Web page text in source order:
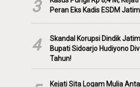
3
Peran Eks Kadis ESDM
4
Skandal Korupsi Dindik
Bupati Sidoarjo Hudiyono
Tahun!
Kejati Sita Logam Mulia